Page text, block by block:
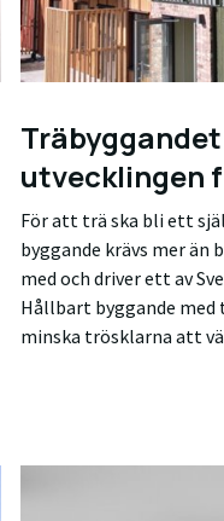
utvecklingen
För att trä ska bli ett
byggande krävs mer än
med och driver ett av
Hållbart byggande med
minska trösklarna att